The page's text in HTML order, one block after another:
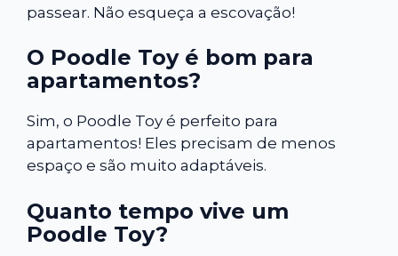
passear. Não esqueça a escovação!
O Poodle Toy é bom para
apartamentos?
Sim, o Poodle Toy é perfeito para
apartamentos! Eles precisam de menos
espaço e são muito adaptáveis.
Quanto tempo vive um
Poodle Toy?